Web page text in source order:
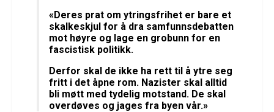
«Deres prat om ytringsfrihet er bare et
skalkeskjul for å dra samfunnsdebatten
mot høyre og lage en grobunn for en
fascistisk politikk.
Derfor skal de ikke ha rett til å ytre seg
fritt i det åpne rom. Nazister skal alltid
bli møtt med tydelig motstand. De skal
overdøves og jages fra byen vår.»